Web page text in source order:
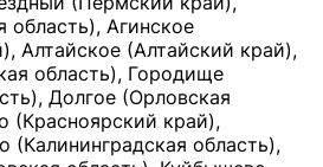
область), Агинское
Алтайское (Алтайский край),
область), Городище
Долгое (Орловская
(Красноярский край),
(Калининградская область),